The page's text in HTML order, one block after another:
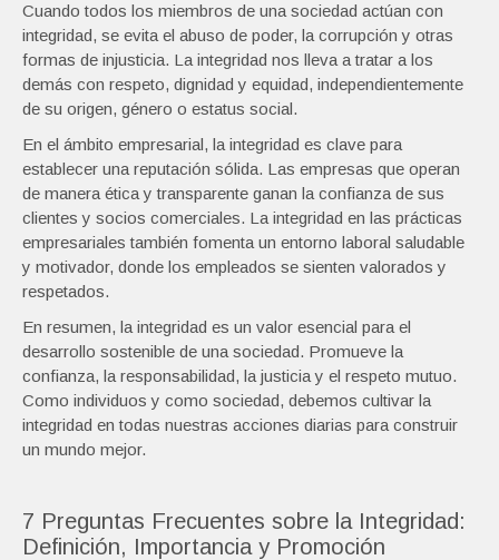
Cuando todos los miembros de una sociedad actúan con
integridad, se evita el abuso de poder, la corrupción y otras
formas de injusticia. La integridad nos lleva a tratar a los
demás con respeto, dignidad y equidad, independientemente
de su origen, género o estatus social.
En el ámbito empresarial, la integridad es clave para
establecer una reputación sólida. Las empresas que operan
de manera ética y transparente ganan la confianza de sus
clientes y socios comerciales. La integridad en las prácticas
empresariales también fomenta un entorno laboral saludable
y motivador, donde los empleados se sienten valorados y
respetados.
En resumen, la integridad es un valor esencial para el
desarrollo sostenible de una sociedad. Promueve la
confianza, la responsabilidad, la justicia y el respeto mutuo.
Como individuos y como sociedad, debemos cultivar la
integridad en todas nuestras acciones diarias para construir
un mundo mejor.
7 Preguntas Frecuentes sobre la Integridad:
Definición, Importancia y Promoción